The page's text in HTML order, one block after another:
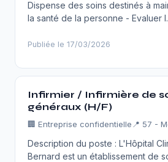
Dispense des soins destinés à
la santé de la personne - Evaluer
Publiée le 17/03/2026
Infirmier / Infirmière de
généraux (H/F)
🏢 Entreprise confidentielle 📍 57 -
Description du poste : L'Hôpital
Bernard est un établissement de